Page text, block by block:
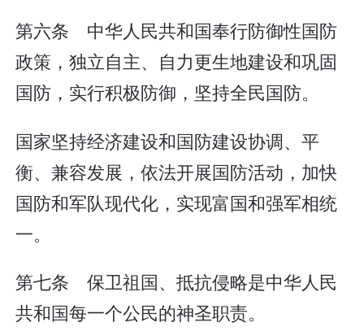
第六条 中华人民共和国奉行防御性国防
政策，独立自主、自力更生地建设和巩固
国防，实行积极防御，坚持全民国防。
国家坚持经济建设和国防建设协调、平
衡、兼容发展，依法开展国防活动，加快
国防和军队现代化，实现富国和强军相统
一。
第七条 保卫祖国、抵抗侵略是中华人民
共和国每一个公民的神圣职责。